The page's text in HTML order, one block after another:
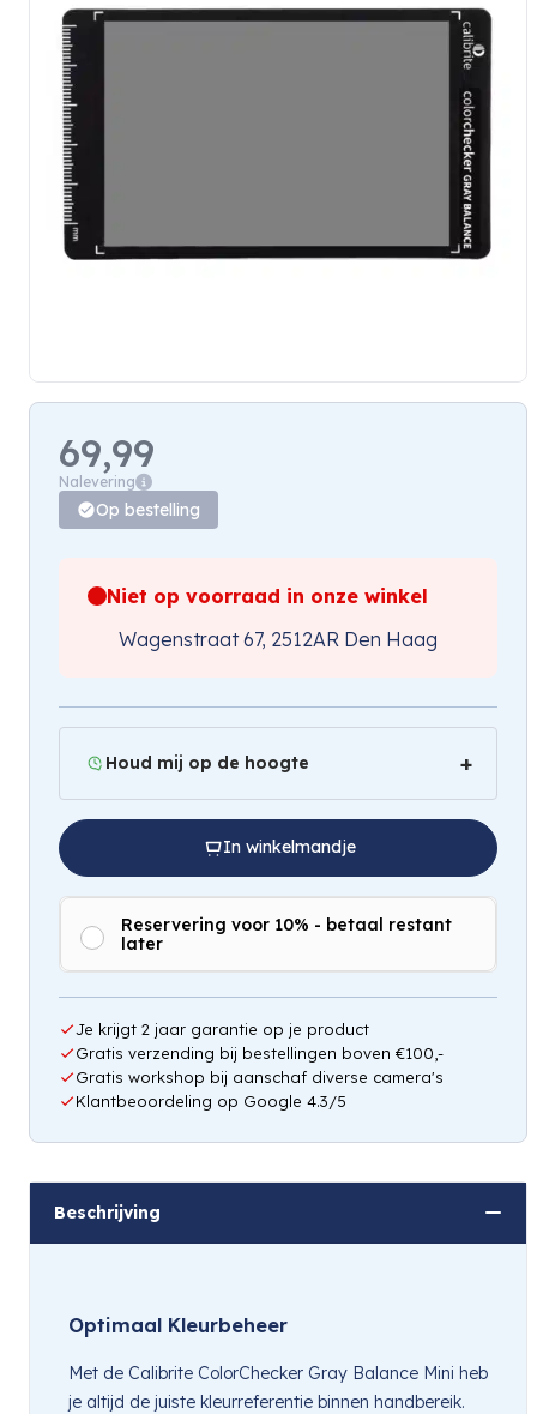
69,99
Nalevering
Op bestelling
Niet op voorraad in onze winkel
Wagenstraat 67, 2512AR Den Haag
Houd mij op de hoogte
Hou mij op de hoogte
In winkelmandje
Reservering voor 10% - betaal restant
later
Je krijgt 2 jaar garantie op je product
Gratis verzending bij bestellingen boven €100,-
Gratis workshop bij aanschaf diverse camera's
Klantbeoordeling op Google 4.3/5
Beschrijving
Optimaal Kleurbeheer
Met de Calibrite ColorChecker Gray Balance Mini heb
je altijd de juiste kleurreferentie binnen handbereik.